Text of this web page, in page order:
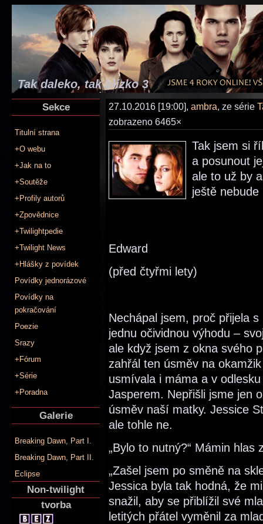
Tak daleko, tak blízko 3
Sekce
Titulní strana
+O webu
+Jak na to
+Soutěže
+Profily autorů
+Zpovědnice
+Twilightpedie
+Twilight News
+Hlášky z povídek
Povídky jednorázové
Povídky na
pokračování
Poezie
Srazy
+Fórum
+Série
+Poradna
Galerie
Breaking Dawn, Part I.
Breaking Dawn, Part II.
Eclipse
Non-twilight
tvorba
27.10.2016 [19:00], ambra, ze série
zobrazeno 6465×
Tak jsem si
a posunout
ale to už by
ještě
Edward
(před čtyřmi lety)
Nechápal jsem, proč přijela
jednu očividnou výhodu –
ale když jsem z okna svého
zahřál ten úsměv na
usmívala i máma a v
Jasperem. Nepřišli jsme jen
úsměv naší matky. Jessice
ale tohle ne.
„Bylo to nutný?“ Mámin
„Zašel jsem po směně na
Jessica byla tak hodná, že
snažil, aby se přiblížil své
letitých přátel vyměnil za